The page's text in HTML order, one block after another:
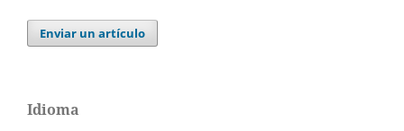
Enviar un artículo
Idioma